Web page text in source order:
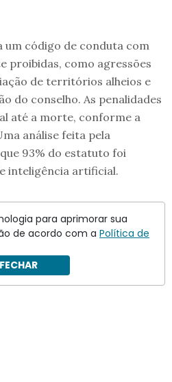
código de conduta com
proibidas, como agressões
de territórios alheios e
do conselho. As penalidades
até a morte, conforme a
análise feita pela
93% do estatuto foi
inteligência artificial.
assassinatos à
para aprimorar sua
de acordo com a Política de
FECHAR